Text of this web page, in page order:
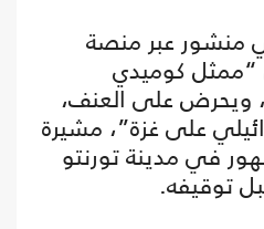
منشور عبر منصة
كوميدي
ويحرض على العنف،
على غزة”، مشيرة
في مدينة تورنتو
توقيفه.